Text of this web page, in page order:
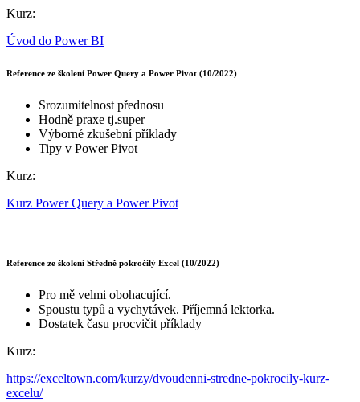
Kurz:
Úvod do Power BI
Reference ze školení Power Query a Power Pivot (10/2022)
Srozumitelnost přednosu
Hodně praxe tj.super
Výborné zkušební příklady
Tipy v Power Pivot
Kurz:
Kurz Power Query a Power Pivot
Reference ze školení Středně pokročilý Excel (10/2022)
Pro mě velmi obohacující.
Spoustu typů a vychytávek. Příjemná lektorka.
Dostatek času procvičit příklady
Kurz:
https://exceltown.com/kurzy/dvoudenni-stredne-pokrocily-kurz-
excelu/